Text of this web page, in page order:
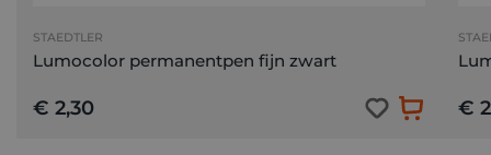
STAEDTLER
Lumocolor permanentpen fijn zwart
€ 2,30 €